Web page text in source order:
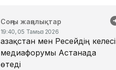
Соңғы жаңалықтар
19:40, 05 Тамыз 2026
Қазақстан мен Ресейдің келесі
медиафорумы Астанада
өтеді